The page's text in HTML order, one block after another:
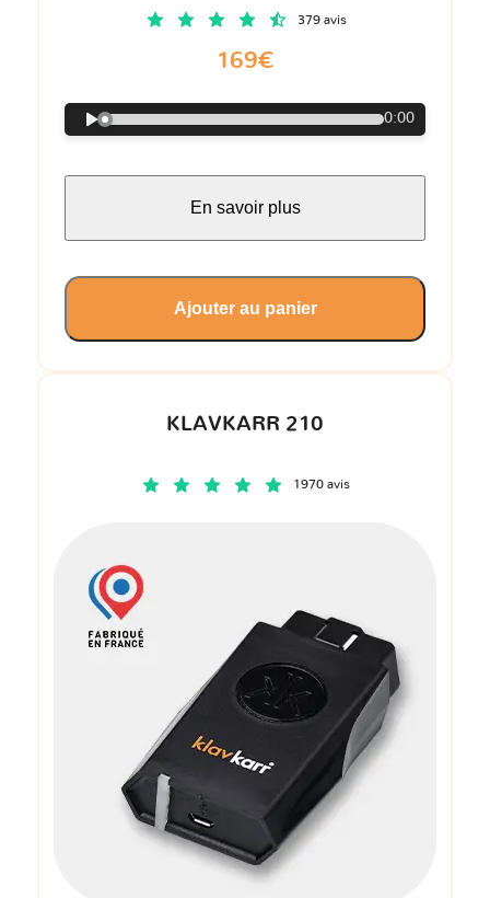
KLAVKARR 210
1970 avis
379 avis
169€
0:00
En savoir plus
Ajouter au panier